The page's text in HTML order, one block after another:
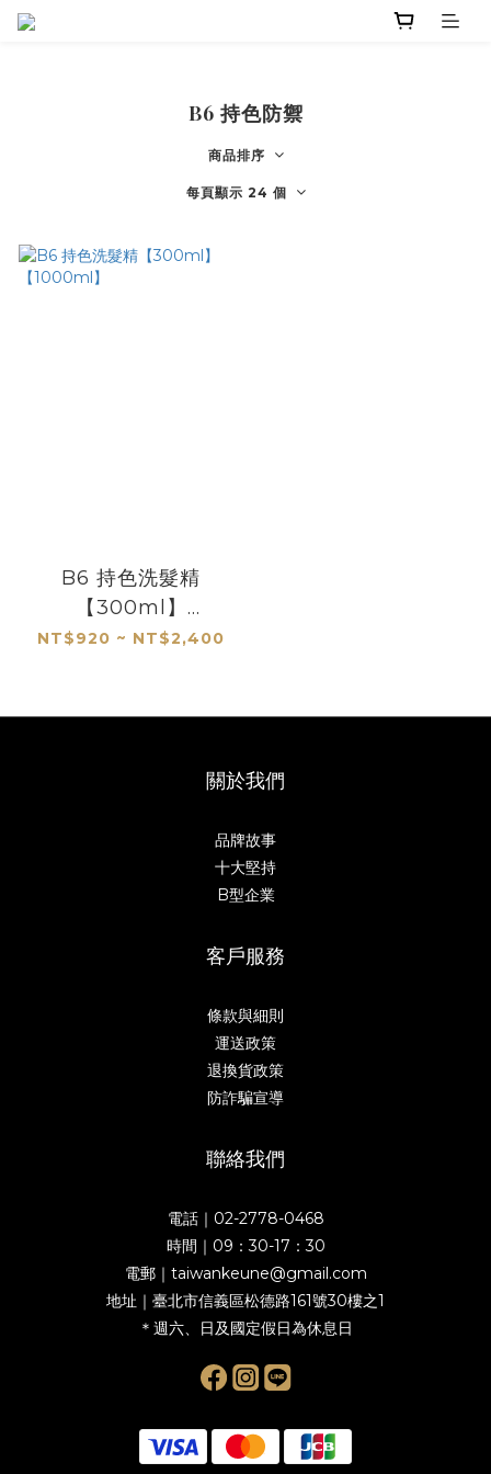
B6 持色防禦
商品排序
每頁顯示 24 個
B6 持色洗髮精
【300ml】
【1000ml】
NT$920 ~ NT$2,400
關於我們
品牌故事
十大堅持
B型企業
客戶服務
條款與細則
運送政策
退換貨政策
防詐騙宣導
聯絡我們
電話｜02-2778-0468
時間｜09：30-17：30
電郵｜taiwankeune@gmail.com
地址｜臺北市信義區松德路161號30樓之1
＊週六、日及國定假日為休息日